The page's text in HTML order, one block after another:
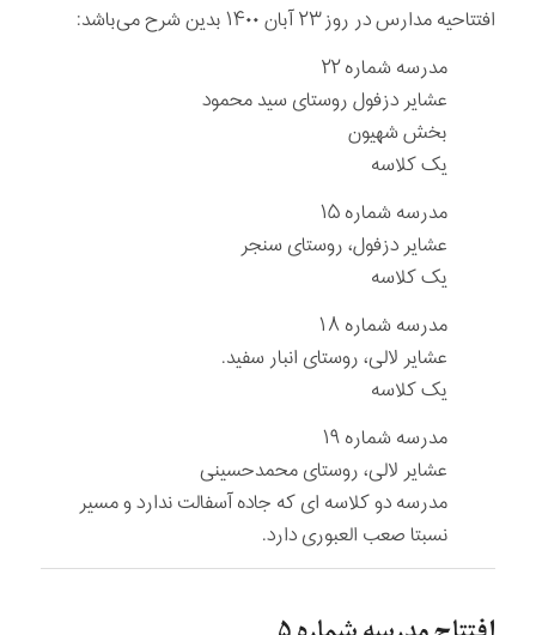
افتتاحیه مدارس در روز ۲۳ آبان ۱۴۰۰ بدین شرح می‌باشد:
مدرسه شماره ۲۲
عشایر دزفول روستای سید محمود
بخش شهیون
یک کلاسه
مدرسه شماره ۱۵
عشایر دزفول، روستای سنجر
یک کلاسه
مدرسه شماره ۱۸
عشایر لالی، روستای انبار سفید.
یک کلاسه
مدرسه شماره ۱۹
عشایر لالی، روستای محمدحسینی
مدرسه دو کلاسه ای که جاده آسفالت ندارد و مسیر
نسبتا صعب العبوری دارد.